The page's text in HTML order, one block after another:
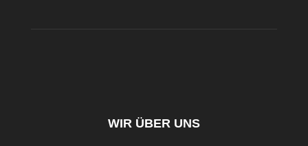
WIR ÜBER UNS